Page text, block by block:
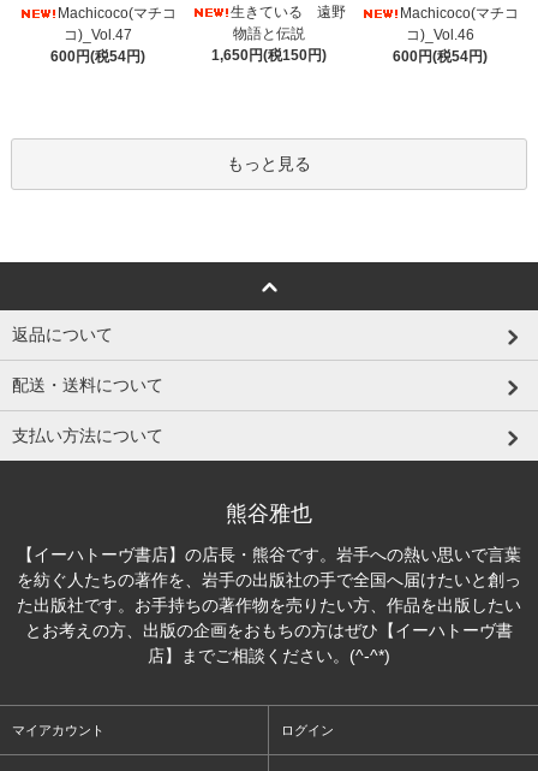
Machicoco(マチコ
コ)_Vol.47
600円(税54円)
生きている 遠野
物語と伝説
1,650円(税150円)
Machicoco(マチコ
コ)_Vol.46
600円(税54円)
もっと見る
返品について
配送・送料について
支払い方法について
熊谷雅也
【イーハトーヴ書店】の店長・熊谷です。岩手への熱い思いで言葉
を紡ぐ人たちの著作を、岩手の出版社の手で全国へ届けたいと創っ
た出版社です。お手持ちの著作物を売りたい方、作品を出版したい
とお考えの方、出版の企画をおもちの方はぜひ【イーハトーヴ書
店】までご相談ください。(^-^*)
マイアカウント ログイン